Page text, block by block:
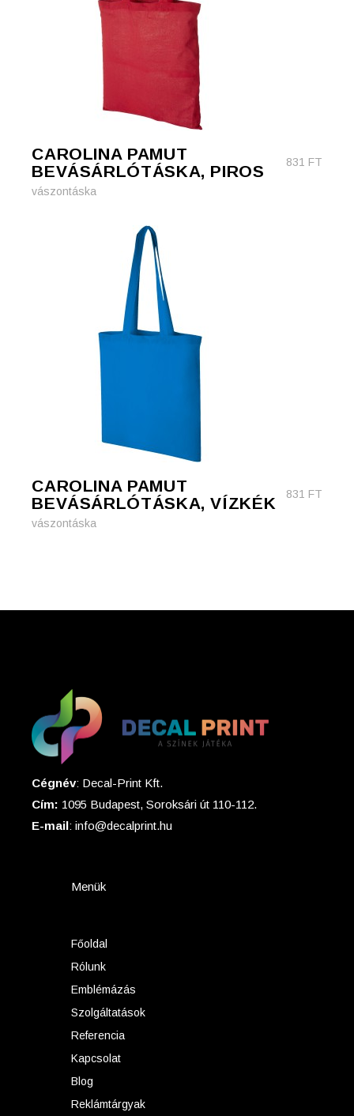
CAROLINA PAMUT
BEVÁSÁRLÓTÁSKA, PIROS
831 FT
vászontáska
CAROLINA PAMUT
BEVÁSÁRLÓTÁSKA, VÍZKÉK
831 FT
vászontáska
Cégnév: Decal-Print Kft.
Cím: 1095 Budapest, Soroksári út 110-112.
E-mail: info@decalprint.hu
Menük
Főoldal
Rólunk
Emblémázás
Szolgáltatások
Referencia
Kapcsolat
Blog
Reklámtárgyak